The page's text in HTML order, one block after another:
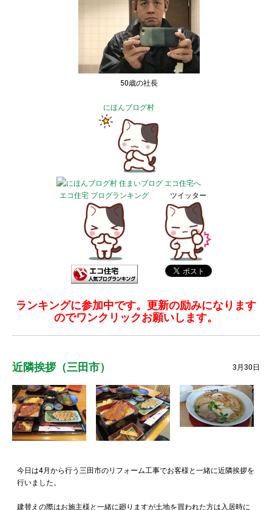
50歳の社長
にほんブログ村
エコ住宅 ブログランキング ツイッター
ランキングに参加中です。更新の励みになります
のでワンクリックお願いします。
近隣挨拶（三田市） 3月30日
今日は4月から行う三田市のリフォーム工事でお客様と一緒に近隣挨拶を
行いました。
建替えの際はお施主様と一緒に廻りますが土地を買われた方は入居時に